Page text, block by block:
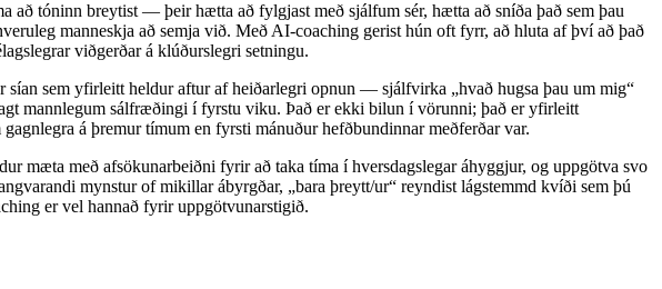
tóninn breytist — þeir hætta að fylgjast með sjálfum sér, hætta að sníða það sem þau
manneskja að semja við. Með AI-coaching gerist hún oft fyrr, að hluta af því að það
viðgerðar á klúðurslegri setningu.
sem yfirleitt heldur aftur af heiðarlegri opnun — sjálfvirka „hvað hugsa þau um mig“
mannlegum sálfræðingi í fyrstu viku. Það er ekki bilun í vörunni; það er yfirleitt
á þremur tímum en fyrsti mánuður hefðbundinnar meðferðar var.
mæta með afsökunarbeiðni fyrir að taka tíma í hversdagslegar áhyggjur, og uppgötva svo
mynstur of mikillar ábyrgðar, „bara þreytt/ur“ reyndist lágstemmd kvíði sem þú
er vel hannað fyrir uppgötvunarstigið.